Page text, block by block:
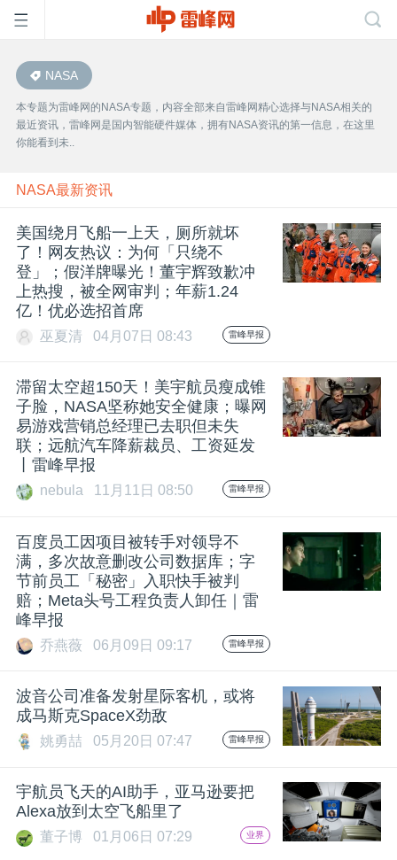
首
页
雷
峰
网
公
开
课
动
中
GAIR
题
NASA
本专题为雷峰网的NASA专题，内容全部来自雷峰网精心选择与NASA相关的
最近资讯，雷峰网是国内智能硬件媒体，拥有NASA资讯的第一信息，在这里
你能看到未..
NASA最新资讯
美国绕月飞船一上天，厕所就坏
了！网友热议：为何「只绕不
登」；假洋牌曝光！董宇辉致歉冲
上热搜，被全网审判；年薪1.24
亿！优必选招首席
巫夏清 04月07日 08:43 雷峰早报
滞留太空超150天！美宇航员瘦成锥
子脸，NASA坚称她安全健康；曝网
易游戏营销总经理已去职但未失
联；远航汽车降薪裁员、工资延发
丨雷峰早报
nebula 11月11日 08:50 雷峰早报
百度员工因项目被转手对领导不
满，多次故意删改公司数据库；字
节前员工「秘密」入职快手被判
赔；Meta头号工程负责人卸任｜雷
峰早报
乔燕薇 06月09日 09:17 雷峰早报
波音公司准备发射星际客机，或将
成马斯克SpaceX劲敌
姚勇喆 05月20日 07:47 雷峰早报
宇航员飞天的AI助手，亚马逊要把
Alexa放到太空飞船里了
董子博 01月06日 07:29 业界